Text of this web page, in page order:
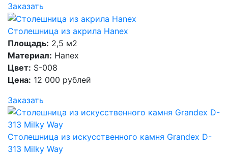
Заказать
Столешница из акрила Hanex
Площадь: 2,5 м2
Материал: Hanex
Цвет: S-008
Цена: 12 000 рублей
Заказать
Столешница из искусственного камня Grandex D-
313 Milky Way